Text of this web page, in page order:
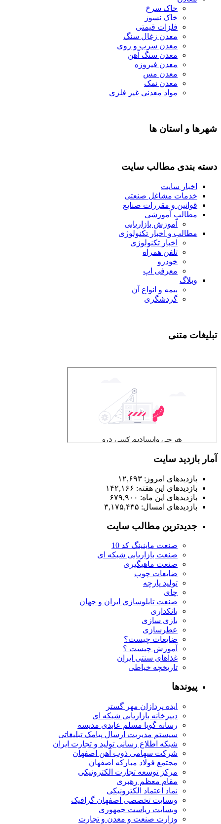
خاک سرخ
خاک نسوز
فلزات قیمتی
معدن زغال سنگ
معدن سرب و روی
معدن سنگ آهن
معدن فیروزه
معدن مس
معدن نمک
مواد معدنی غیر فلزی
شهرها و استان ها
دسته بندی مطالب سایت
اخبار سایت
خدمات مشاغل صنعتی
قوانین و مقررات صنایع
مطالب آموزشی
آموزش بازاریابی
مطالب و اخبار تکنولوژی
اخبار تکنولوژی
تلفن همراه
خودرو
معرفی اپ
وبلاگ
بیمه و انواع آن
گردشگری
تبلیغات متنی
آمار بازدید سایت
بازدیدهای امروز: ۱۲,۶۹۳
بازدیدهای این هفته: ۱۴۲,۱۶۶
بازدیدهای این ماه: ۶۷۹,۹۰۰
بازدیدهای امسال: ۳,۱۷۵,۴۳۵
جدیدترین مطالب سایت
صنعت ماینینگ کد 10
صنعت بازاریابی شبکه ای
صنعت ماهیگیری
ضایعات چوب
تولید پارچه
چای
صنعت تابلوسازی ایران و جهان
بانکداری
بازی سازی
عطرسازی
ضایعات چیست؟
آموزش چیست ؟
غذاهای سنتی ایران
تاریخچه خیاطی
پیوندها
ایده پردازان مهر گستر
دبیرخانه بازاریابی شبکه ای
رسانه گویا مسلم عابدی مدیسه
سیستم مدیریت ارسال پیامک تبلیغاتی
شبکه اطلاع رسانی تولید و تجارت ایران
شرکت سهامی ذوب آهن اصفهان
مجتمع فولاد مبارکه اصفهان
مرکز توسعه تجارت الکترونیکی
مقام معظم رهبری
نماد اعتماد الکترونیکی
وبسایت تخصصی اصفهان گرافیک
وبسایت ریاست جمهوری
وزارت صنعت و معدن و تجارت